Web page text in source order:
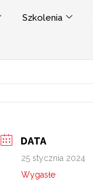
Szkolenia
DATA
25 stycznia 2024
Wygasłe